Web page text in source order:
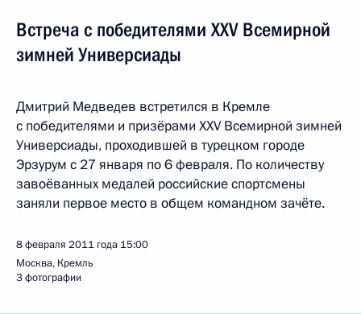
Встреча с победителями XXV Всемирной
зимней Универсиады
Дмитрий Медведев встретился в Кремле
с победителями и призёрами XXV Всемирной зимней
Универсиады, проходившей в турецком городе
Эрзурум с 27 января по 6 февраля. По количеству
завоёванных медалей российские спортсмены
заняли первое место в общем командном зачёте.
8 февраля 2011 года 15:00
Москва, Кремль
3 фотографии